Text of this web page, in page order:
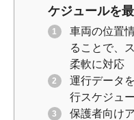
ケジュールを
車両の位置
ることで、
柔軟に対応
運行データ
行スケジュ
保護者向け